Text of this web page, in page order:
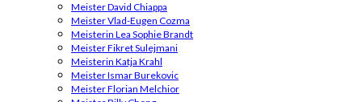
Meister David Chiappa
Meister Vlad-Eugen Cozma
Meisterin Lea Sophie Brandt
Meister Fikret Sulejmani
Meisterin Katja Krahl
Meister Ismar Burekovic
Meister Florian Melchior